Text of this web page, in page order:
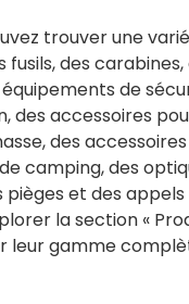
trouver une
fusils, des
de
accessoires
des
camping, des
et des
la section «
leur gamme